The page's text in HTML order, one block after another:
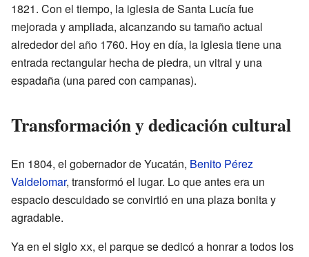
1821. Con el tiempo, la iglesia de Santa Lucía fue
mejorada y ampliada, alcanzando su tamaño actual
alrededor del año 1760. Hoy en día, la iglesia tiene una
entrada rectangular hecha de piedra, un vitral y una
espadaña (una pared con campanas).
Transformación y dedicación cultural
En 1804, el gobernador de Yucatán, Benito Pérez
Valdelomar, transformó el lugar. Lo que antes era un
espacio descuidado se convirtió en una plaza bonita y
agradable.
Ya en el sigloxx, el parque se dedicó a honrar a todos los